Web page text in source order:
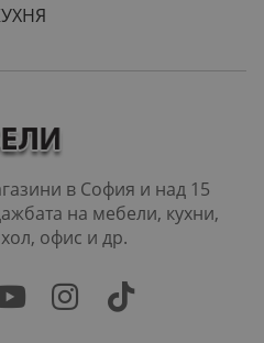
в София и над 15
офис и др.